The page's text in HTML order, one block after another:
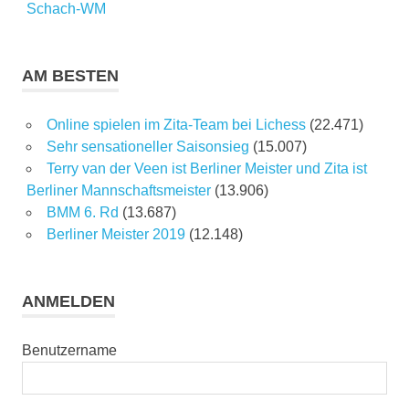
Schach-WM
AM BESTEN
Online spielen im Zita-Team bei Lichess (22.471)
Sehr sensationeller Saisonsieg (15.007)
Terry van der Veen ist Berliner Meister und Zita ist
Berliner Mannschaftsmeister (13.906)
BMM 6. Rd (13.687)
Berliner Meister 2019 (12.148)
ANMELDEN
Benutzername